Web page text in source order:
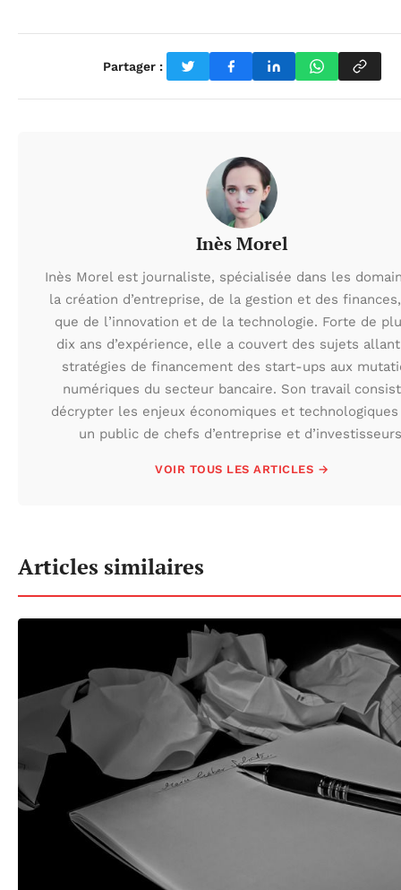
Partager :
Inès Morel
Inès Morel est journaliste, spécialisée dans les
la création d’entreprise, de la gestion et des
que de l’innovation et de la technologie. Forte de
dix ans d’expérience, elle a couvert des sujets
stratégies de financement des start-ups aux
numériques du secteur bancaire. Son travail
décrypter les enjeux économiques et
un public de chefs d’entreprise et
VOIR TOUS LES ARTICLES →
Articles similaires